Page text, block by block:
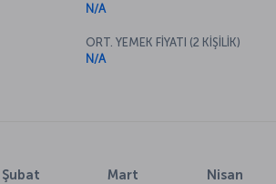
N/A
ORT. YEMEK FİYATI (2 KİŞİLİK)
N/A
Şubat Mart Nisan